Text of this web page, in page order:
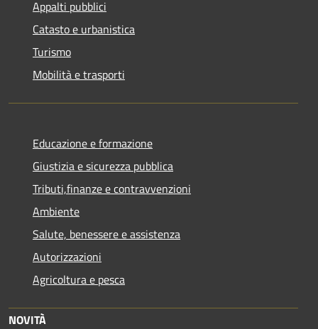
Appalti pubblici
Catasto e urbanistica
Turismo
Mobilità e trasporti
Educazione e formazione
Giustizia e sicurezza pubblica
Tributi,finanze e contravvenzioni
Ambiente
Salute, benessere e assistenza
Autorizzazioni
Agricoltura e pesca
NOVITÀ